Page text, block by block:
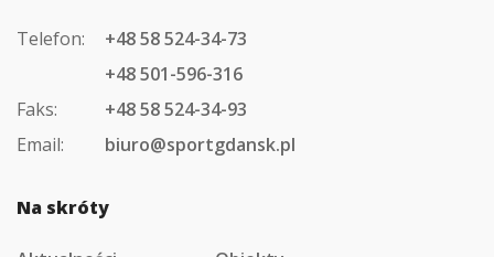
Telefon:
+48 58 524-34-73
+48 501-596-316
Faks:
+48 58 524-34-93
Email:
biuro@sportgdansk.pl
Na skróty